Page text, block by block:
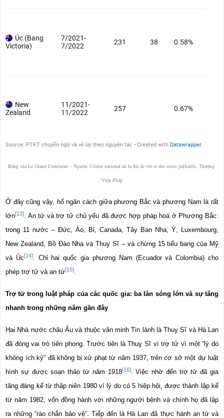
Bảng của Le Grand Continent – Nguồn: Centre national de la fin de vie et des soins palliatifs, Thượng
Viện Pháp
Ở đây cũng vậy, hố ngăn cách giữa phương Bắc và phương Nam là rất
lớn[13]
. An tử và trợ tử chủ yếu đã được hợp pháp hoá ở Phương Bắc:
trong 11 nước – Đức, Áo, Bỉ, Canada, Tây Ban Nha, Ý, Luxembourg,
New Zealand, Bồ Đào Nha và Thuỵ Sĩ – và chừng 15 tiểu bang của Mỹ
và Úc[14]. Chỉ hai quốc gia phương Nam (Ecuador và Colombia) cho
phép trợ tử và an tử[15]
Trợ tử trong luật pháp của các quốc gia: ba làn sóng lớn và sự tăng
nhanh trong những năm gần đây
Hai Nhà nước châu Âu và thuộc văn minh Tin lành là Thuỵ Sĩ và Hà Lan
đã đóng vai trò tiên phong. Trước tiên là Thuỵ Sĩ vì trợ tử vì một “lý do
không ích kỷ” đã không bị xử phạt từ năm 1937, trên cơ sở một dự luật
hình sự được soạn thảo từ năm 1918[16]. Việc nhờ đến trợ tử đã gia
tăng đáng kể từ thập niên 1980 vì lý do có 5 hiệp hội, được thành lập kể
từ năm 1982, vốn đồng hành với những người bệnh và chính họ đã lập
ra những “rào chắn bảo vệ”. Tiếp đến là Hà Lan đã thực hành an tử và